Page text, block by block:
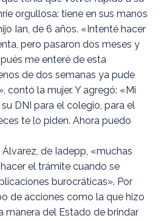
orgullosa: tiene en sus manos
Ian, de 6 años. «Intenté hacer
pero pasaron dos meses y
me enteré de esta
de dos semanas ya pude
contó la mujer. Y agregó: «Mi
DNI para el colegio, para el
te lo piden. Ahora puedo
de Iadepp, «muchas
el trámite cuando se
burocráticas». Por
de acciones como la que hizo
manera del Estado de brindar